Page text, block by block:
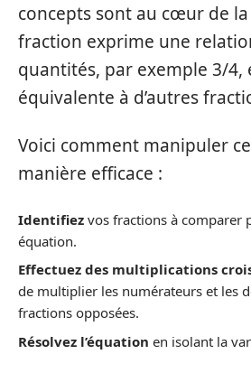
concepts sont au cœur de
fraction exprime une
quantités, par exemple 3/4,
équivalente à d’autres
Voici comment manipuler
manière efficace :
Identifiez vos fractions à comparer
équation.
Effectuez des multiplications
de multiplier les numérateurs et les
fractions opposées.
Résolvez l’équation en isolant la